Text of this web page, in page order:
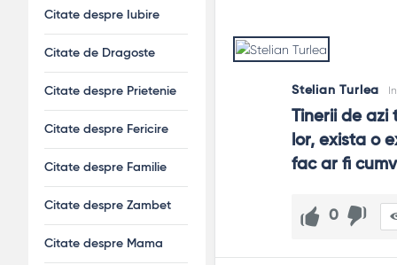
Stelian Turlea
Tinerii de
lor, exista o
fac ar fi
0
Citate despre Iubire
Citate de Dragoste
Citate despre Prietenie
Citate despre Fericire
Citate despre Familie
Citate despre Zambet
Citate despre Mama